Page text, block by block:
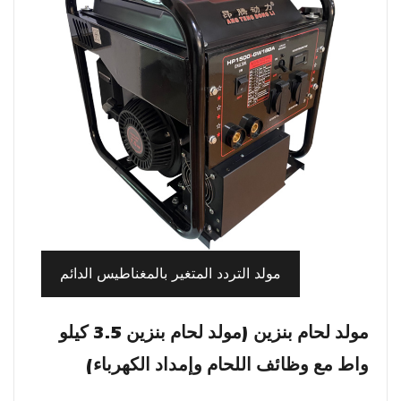
مولد التردد المتغير بالمغناطيس الدائم
مولد لحام بنزين (مولد لحام بنزين 3.5 كيلو
واط مع وظائف اللحام وإمداد الكهرباء)